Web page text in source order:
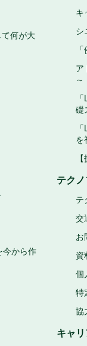
何が大
今から作
キ
シ
ア
～
礎
を
テク
テ
交
お
資
個
特
協
キャ